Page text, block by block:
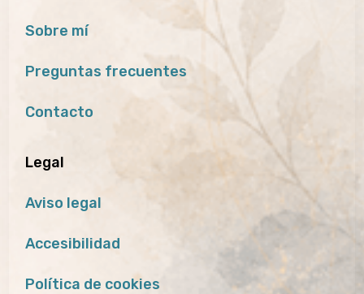
Sobre mí
Preguntas frecuentes
Contacto
Legal
Aviso legal
Accesibilidad
Política de cookies